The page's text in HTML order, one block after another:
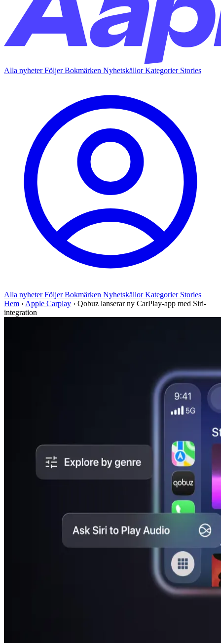
Alla nyheterFöljerBokmärken NyhetskällorKategorier Stories
Alla nyheterFöljerBokmärken NyhetskällorKategorier Stories
Hem › Apple Carplay › Qobuz lanserar ny CarPlay-app med Siri-
integration